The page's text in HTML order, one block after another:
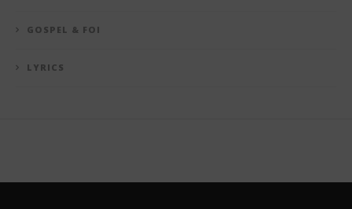
GOSPEL & FOI
LYRICS